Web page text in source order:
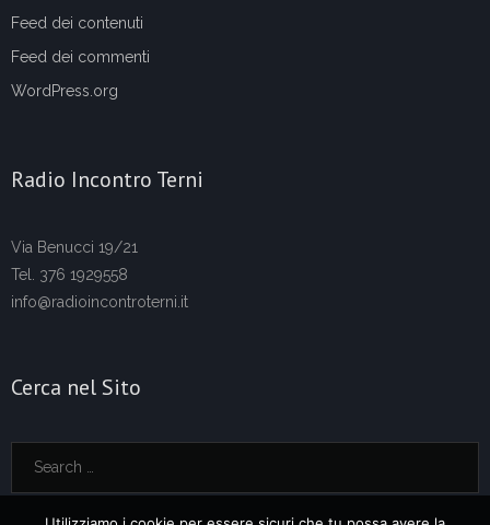
Feed dei contenuti
Feed dei commenti
WordPress.org
Radio Incontro Terni
Via Benucci 19/21
Tel. 376 1929558
info@radioincontroterni.it
Cerca nel Sito